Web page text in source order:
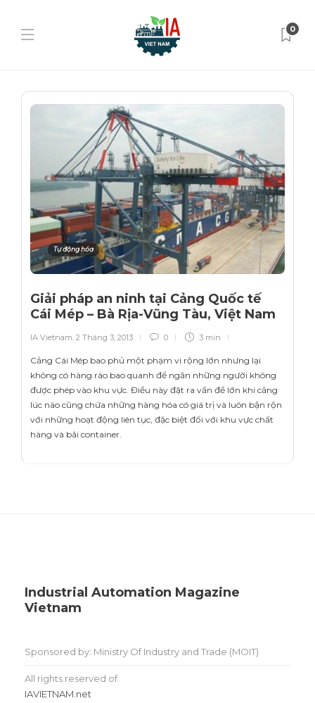
0
Tự động hóa
Giải pháp an ninh tại Cảng Quốc tế
Cái Mép – Bà Rịa-Vũng Tàu, Việt Nam
IA Vietnam, 2 Tháng 3, 2013 0 3 min
Cảng Cái Mép bao phủ một phạm vi rộng lớn nhưng lại
không có hàng rào bao quanh để ngăn những người không
được phép vào khu vực. Điều này đặt ra vấn đề lớn khi cảng
lúc nào cũng chứa những hàng hóa có giá trị và luôn bận rộn
với những hoạt động liên tục, đặc biệt đối với khu vực chất
hàng và bãi container.
Industrial Automation Magazine
Vietnam
Sponsored by: Ministry Of Industry and Trade (MOIT)
All rights reserved of
IAVIETNAM.net